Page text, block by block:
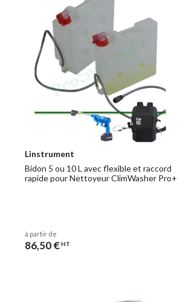
Linstrument
Bidon 5 ou 10 L avec flexible et raccord
rapide pour Nettoyeur ClimWasher Pro+
à partir de
86,50 €HT